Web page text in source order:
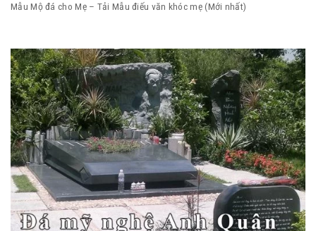
Mẫu Mộ đá cho Mẹ – Tải Mẫu điếu văn khóc mẹ (Mới nhất)